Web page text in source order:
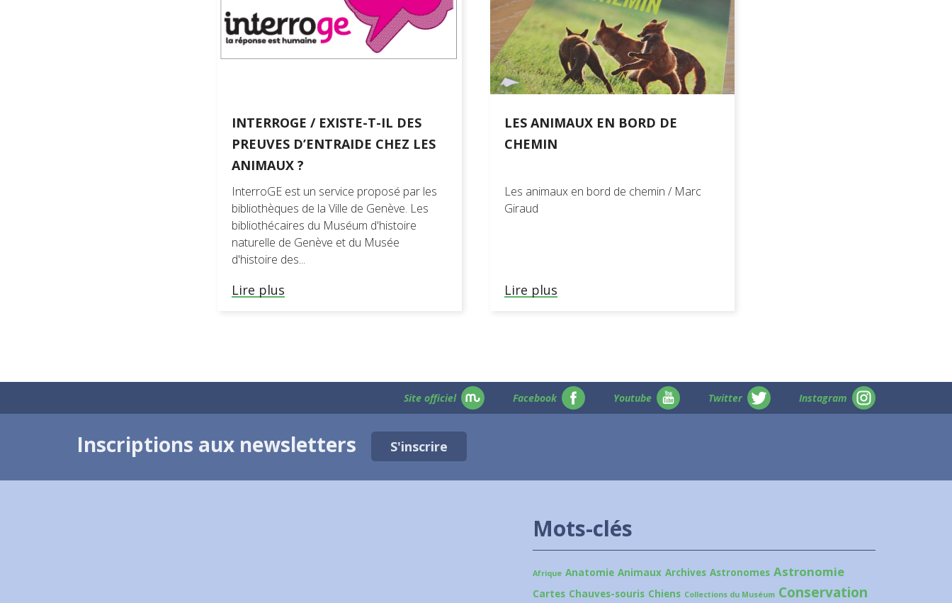
Service de référence
INTERROGE / EXISTE-T-IL DES
PREUVES D’ENTRAIDE CHEZ LES
ANIMAUX ?
InterroGE est un service proposé par les
bibliothèques de la Ville de Genève. Les
bibliothécaires du Muséum d'histoire
naturelle de Genève et du Musée
d'histoire des...
Lire plus
LES ANIMAUX EN BORD DE
CHEMIN
Les animaux en bord de chemin / Marc
Giraud
Lire plus
Site officiel Facebook Youtube Twitter Instagram
Inscriptions aux newsletters S'inscrire
Mots-clés
Afrique Anatomie Animaux Archives Astronomes Astronomie
Cartes Chauves-souris Chiens Collections du Muséum Conservation